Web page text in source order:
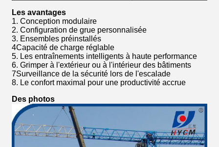
Les avantages
1. Conception modulaire
2. Configuration de grue personnalisée
3. Ensembles préinstallés
4Capacité de charge réglable
5. Les entraînements intelligents à haute performance
6. Grimper à l'extérieur ou à l'intérieur des bâtiments
7Surveillance de la sécurité lors de l'escalade
8. Le confort maximal pour une productivité accrue
Des photos